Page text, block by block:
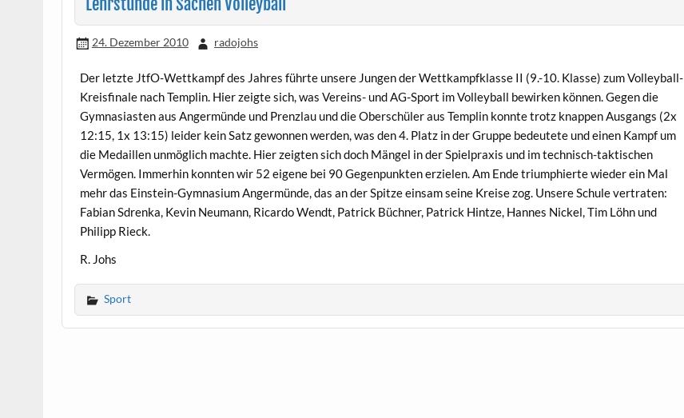
24. Dezember 2010 radojohs
Der letzte JtfO-Wettkampf des Jahres führte unsere Jungen der Wettkampfklasse II (9.-10. Klasse) zum Volleyball-
Kreisfinale nach Templin. Hier zeigte sich, was Vereins- und AG-Sport im Volleyball bewirken können. Gegen die
Gymnasiasten aus Angermünde und Prenzlau und die Oberschüler aus Templin konnte trotz knappen Ausgangs (2x
12:15, 1x 13:15) leider kein Satz gewonnen werden, was den 4. Platz in der Gruppe bedeutete und einen Kampf um
die Medaillen unmöglich machte. Hier zeigten sich doch Mängel in der Spielpraxis und im technisch-taktischen
Vermögen. Immerhin konnten wir 52 eigene bei 90 Gegenpunkten erzielen. Am Ende triumphierte wieder ein Mal
mehr das Einstein-Gymnasium Angermünde, das an der Spitze einsam seine Kreise zog. Unsere Schule vertraten:
Fabian Sdrenka, Kevin Neumann, Ricardo Wendt, Patrick Büchner, Patrick Hintze, Hannes Nickel, Tim Löhn und
Philipp Rieck.
R. Johs
Sport